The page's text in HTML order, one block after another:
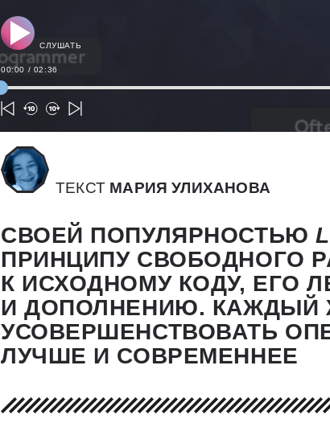
СЛУШАТЬ
00:00 / 02:36
ТЕКСТ МАРИЯ УЛИХАНОВА
СВОЕЙ ПОПУЛЯРНОСТЬЮ
ПРИНЦИПУ СВОБОДНОГО
К ИСХОДНОМУ КОДУ, ЕГО
И ДОПОЛНЕНИЮ.
УСОВЕРШЕНСТВОВАТЬ
ЛУЧШЕ И СОВРЕМЕННЕЕ